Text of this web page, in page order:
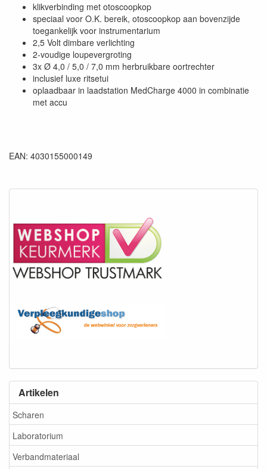
Artikelen
Scharen
Laboratorium
Verbandmateriaal
klikverbinding met otoscoopkop
speciaal voor O.K. bereik, otoscoopkop aan bovenzijde
toegankelijk voor instrumentarium
2,5 Volt dimbare verlichting
2-voudige loupevergroting
3x Ø 4,0 / 5,0 / 7,0 mm herbruikbare oortrechter
inclusief luxe ritsetui
oplaadbaar in laadstation MedCharge 4000 in combinatie
met accu
EAN: 4030155000149